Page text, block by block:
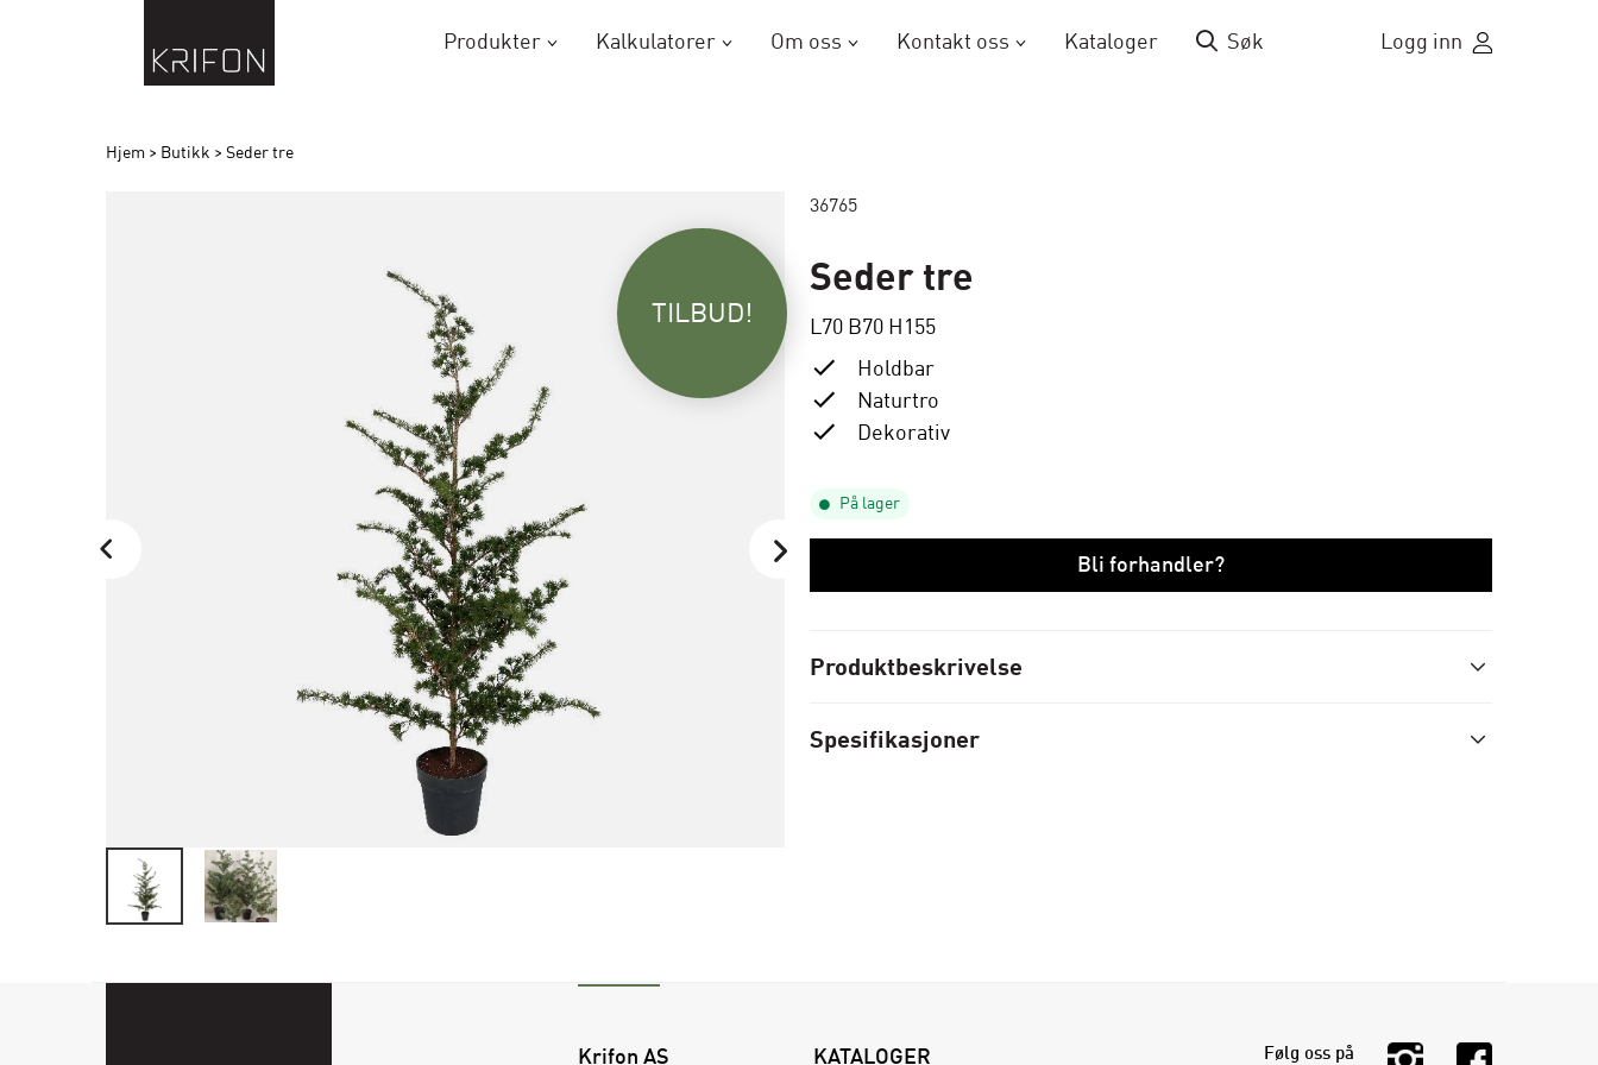
Produkter Kalkulatorer Om oss Kontakt oss Kataloger Søk Logg inn
Hjem > Butikk > Seder tre
TILBUD!
36765
Seder tre
L70 B70 H155
Holdbar
Naturtro
Dekorativ
På lager
Bli forhandler?
Produktbeskrivelse
Spesifikasjoner
Krifon AS KATALOGER Følg oss på